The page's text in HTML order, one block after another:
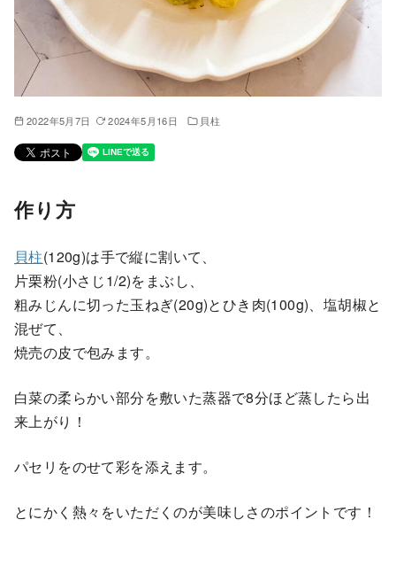
2022年5月7日 2024年5月16日 貝柱
作り方
貝柱(120g)は手で縦に割いて、
片栗粉(小さじ1/2)をまぶし、
粗みじんに切った玉ねぎ(20g)とひき肉(100g)、塩胡椒と
混ぜて、
焼売の皮で包みます。
白菜の柔らかい部分を敷いた蒸器で8分ほど蒸したら出
来上がり！
パセリをのせて彩を添えます。
とにかく熱々をいただくのが美味しさのポイントです！